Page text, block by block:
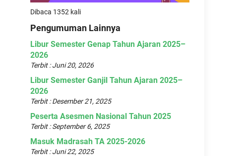
Dibaca 1352 kali
Pengumuman Lainnya
Libur Semester Genap Tahun Ajaran 2025–
2026
Terbit : Juni 20, 2026
Libur Semester Ganjil Tahun Ajaran 2025–
2026
Terbit : Desember 21, 2025
Peserta Asesmen Nasional Tahun 2025
Terbit : September 6, 2025
Masuk Madrasah TA 2025-2026
Terbit : Juni 22, 2025